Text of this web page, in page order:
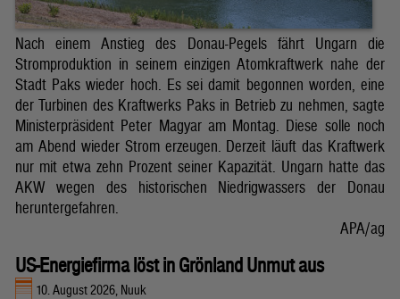
Nach einem Anstieg des Donau-Pegels fährt Ungarn die
Stromproduktion in seinem einzigen Atomkraftwerk nahe der
Stadt Paks wieder hoch. Es sei damit begonnen worden, eine
der Turbinen des Kraftwerks Paks in Betrieb zu nehmen, sagte
Ministerpräsident Peter Magyar am Montag. Diese solle noch
am Abend wieder Strom erzeugen. Derzeit läuft das Kraftwerk
nur mit etwa zehn Prozent seiner Kapazität. Ungarn hatte das
AKW wegen des historischen Niedrigwassers der Donau
heruntergefahren.
APA/ag
US-Energiefirma löst in Grönland Unmut aus
10. August 2026, Nuuk